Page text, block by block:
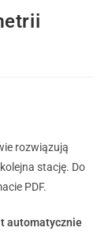
rozwiązują
stację. Do
PDF.
automatycznie